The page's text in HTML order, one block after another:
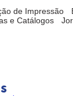
de Impressão
e Catálogos